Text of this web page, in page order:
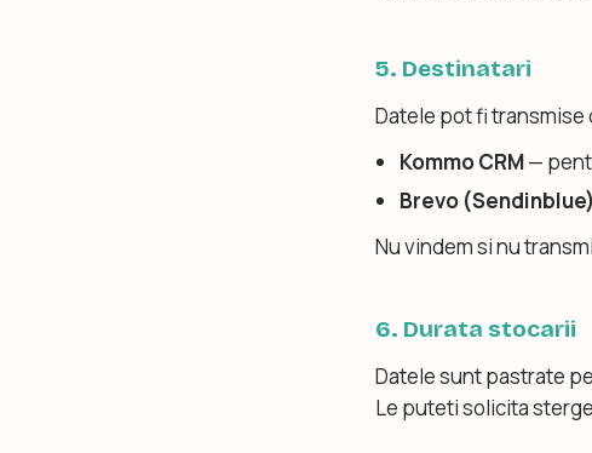
5. Destinatari
Datele pot fi transmise
Kommo CRM—
Brevo (Sendinblue)
Nu vindem si nu
6. Durata stocarii
Datele sunt pastrate
Le puteti solicita